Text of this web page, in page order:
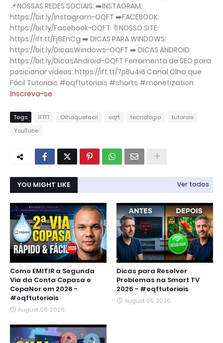
📌NOSSAS REDES SOCIAIS: ➡️INSTAGRAM:
https://bit.ly/Instagram-OQFT ➡️FACEBOOK:
https://bit.ly/Facebook-OQFT 🔖NOSSO SITE:
https://ift.tt/Fj8EnCg ➡️ DICAS PARA WINDOWS:
https://bit.ly/DicasWindows-OQFT ➡️ DICAS ANDROID:
https://bit.ly/DicasAndroid-OQFT Ferramenta de SEO para
posicionar vídeos: https://ift.tt/7pBu4i6 Canal Olha que
Fácil Tutoriais #oqftutoriais #shorts #monetization
Inscreva-se
Tags IFTTT Olhaquefacil oqft tecnologia
tutorais
YouTube
YOU MIGHT LIKE Ver todos
Como EMITIR a Segunda
Via da Conta Copasa e
CopaNor em 2026 -
#oqftutoriais
August 08, 2026
Dicas para Resolver
Problemas na Smart TV
2026 - #oqftutoriais
August 05, 2026